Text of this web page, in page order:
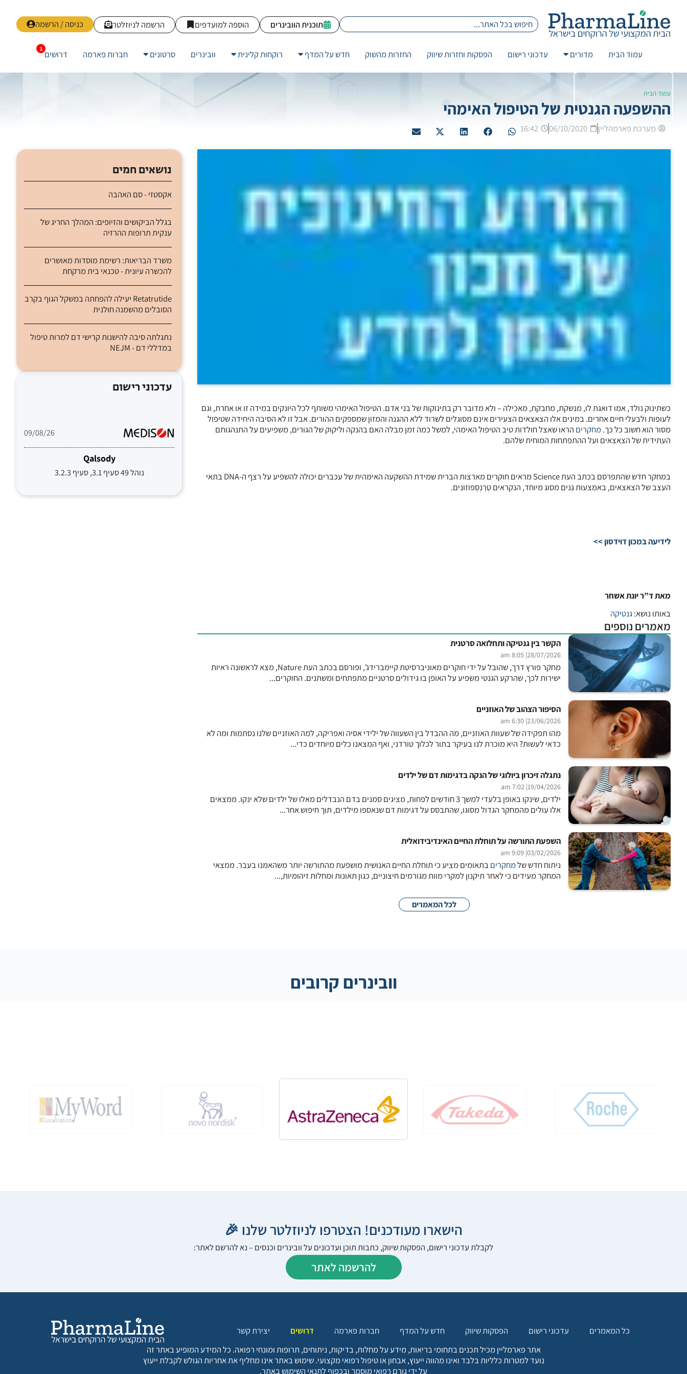
כניסה / הרשמה הרשמה לניוזלטר הוספה למועדפים תוכנית הוובינרים
עמוד הבית מדורים עדכוני רישום הפסקות וחזרות שיווק החזרות מהשוק חדש על המדף רוקחות קלינית וובינרים סרטונים חברות פארמה דרושים
עמוד הבית
ההשפעה הגנטית של הטיפול האימהי
מערכת פארמהליין 06/10/2020
16:42
כשתינוק נולד, אמו דואגת לו, מנשקת, מחבקת, מאכילה – ולא מדובר רק בתינוקות של בני אדם. הטיפול האימהי משותף לכל היונקים במידה זו או אחרת, וגם
לעופות ולבעלי חיים אחרים. במינים אלו הצאצאים הצעירים אינם מסוגלים לשרוד ללא ההגנה והמזון שמספקים ההורים. אבל זו לא הסיבה היחידה שטיפול
מסור הוא חשוב כל כך.מחקרים הראו שאצל חולדות טיב הטיפול האימהי, למשל כמה זמן מבלה האם בהנקה וליקוק של הגורים, משפיעים על התנהגותם
העתידית של הצאצאים ועל ההתפתחות המוחית שלהם.
במחקר חדש שהתפרסם בכתב העת Science מראים חוקרים מארצות הברית שמידת ההשקעה האימהית של עכברים יכולה להשפיע על רצף ה-DNA בתאי
העצב של הצאצאים, באמצעות גֵנים מסוג מיוחד, הנקראים טְרַנְסְפּוֹזוֹנִים.
לידיעה במכון דוידסון >>
מאת ד”ר יונת אשחר
באותו נושא:גנטיקה
מאמרים נוספים
הקשר בין גנטיקה ותחלואה סרטנית
28/07/2026
| 8:05 am
מחקר פורץ דרך, שהובל על ידי חוקרים מאוניברסיטת קיימברידג', ופורסם בכתב העת Nature, מצא לראשונה ראיות
ישירות לכך, שהרקע הגנטי משפיע על האופן בו גידולים סרטניים מתפתחים ומשתנים. החוקרים...
הסיפור הצהוב של האוזניים
23/06/2026
| 6:30 am
מהו תפקידה של שעוות האוזניים, מה ההבדל בין השעווה של ילידי אסיה ואפריקה, למה האוזניים שלנו נסתמות ומה לא
כדאי לעשות? היא מוכרת לנו בעיקר בתור לכלוך טורדני, ואף המצאנו כלים מיוחדים כדי...
נתגלה זיכרון ביולוגי של הנקה בדגימות דם של ילדים
19/04/2026
| 7:02 am
ילדים, שינקו באופן בלעדי למשך 3 חודשים לפחות, מציגים סמנים בדם הנבדלים מאלו של ילדים שלא ינקו. ממצאים
אלו עולים מהמחקר הגדול מסוגו, שהתבסס על דגימות דם שנאספו מילדים, תוך חיפוש אחר...
השפעת התורשה על תוחלת החיים האינדיבידואלית
03/02/2026
| 9:09 am
ניתוח חדש שלמחקרים בתאומים מציע כי תוחלת החיים האנושית מושפעת מהתורשה יותר משהאמנו בעבר. ממצאי
המחקר מעידים כי לאחר תיקנון למקרי מוות מגורמים חיצוניים, כגון תאונות ומחלות זיהומיות,...
לכל המאמרים
נושאים חמים
אקסטזי - סם האהבה
בגלל הביקושים והזיופים: המהלך החריג של
ענקית תרופות ההרזיה
משרד הבריאות: רשימת מוסדות מאושרים
להכשרה עיונית - טכנאי בית מרקחת
Retatrutide יעילה להפחתה במשקל הגוף בקרב
הסובלים מהשמנה חולנית
נתגלתה סיבה להישנות קרישי דם למרות טיפול
במדללי דם - NEJM
עדכוני רישום
09/08/26
Qalsody
נוהל 49 סעיף 3.1, סעיף 3.2.3
וובינרים קרובים
הישארו מעודכנים! הצטרפו לניוזלטר שלנו 🎉
לקבלת עדכוני רישום, הפסקות שיווק, כתבות תוכן ועדכונים על וובינרים וכנסים – נא להרשם לאתר:
להרשמה לאתר
כל המאמרים עדכוני רישום הפסקות שיווק חדש על המדף חברות פארמה דרושים
יצירת קשר
אתר פארמליין מכיל תכנים בתחומי בריאות, מידע על מחלות, בדיקות, ניתוחים, תרופות ומונחי רפואה. כל המידע המופיע באתר זה
נועד למטרות כלליות בלבד ואינו מהווה ייעוץ, אבחון או טיפול רפואי מקצועי. שימוש באתר אינו מחליף את אחריות הגולש לקבלת ייעוץ
על ידי גורם רפואי מוסמך ובכפוף לתנאי השימוש באתר.